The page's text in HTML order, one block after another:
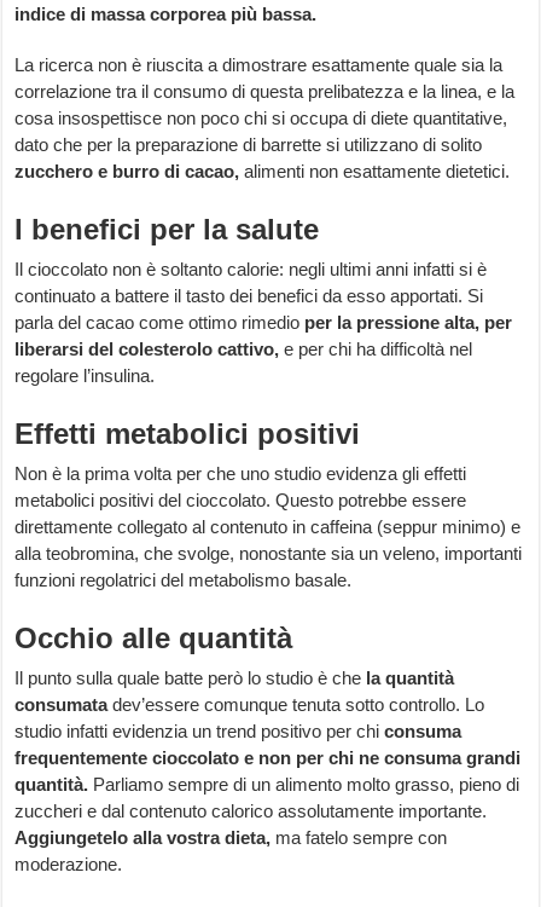
indice di massa corporea più bassa.
La ricerca non è riuscita a dimostrare esattamente quale sia la
correlazione tra il consumo di questa prelibatezza e la linea, e la
cosa insospettisce non poco chi si occupa di diete quantitative,
dato che per la preparazione di barrette si utilizzano di solito
zucchero e burro di cacao,alimenti non esattamente dietetici.
I benefici per la salute
Il cioccolato non è soltanto calorie: negli ultimi anni infatti si è
continuato a battere il tasto dei benefici da esso apportati. Si
parla del cacao come ottimo rimedio per la pressione alta, per
liberarsi del colesterolo cattivo,e per chi ha difficoltà nel
regolare l’insulina.
Effetti metabolici positivi
Non è la prima volta per che uno studio evidenza gli effetti
metabolici positivi del cioccolato. Questo potrebbe essere
direttamente collegato al contenuto in caffeina (seppur minimo) e
alla teobromina, che svolge, nonostante sia un veleno, importanti
funzioni regolatrici del metabolismo basale.
Occhio alle quantità
Il punto sulla quale batte però lo studio è che la quantità
consumatadev’essere comunque tenuta sotto controllo. Lo
studio infatti evidenzia un trend positivo per chiconsuma
frequentemente cioccolato e non per chi ne consuma grandi
quantità. Parliamo sempre di un alimento molto grasso, pieno di
zuccheri e dal contenuto calorico assolutamente importante.
Aggiungetelo alla vostra dieta, ma fatelo sempre con
moderazione.